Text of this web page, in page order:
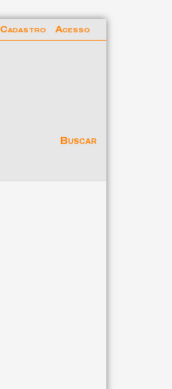
Buscar
Cadastro Acesso